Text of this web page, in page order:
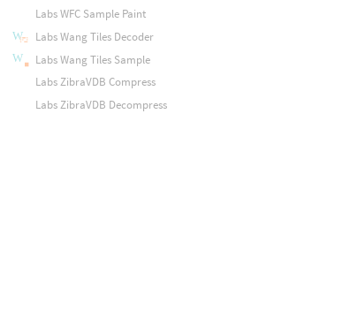
Labs WFC Sample Paint
Labs Wang Tiles Decoder
Labs Wang Tiles Sample
Labs ZibraVDB Compress
Labs ZibraVDB Decompress